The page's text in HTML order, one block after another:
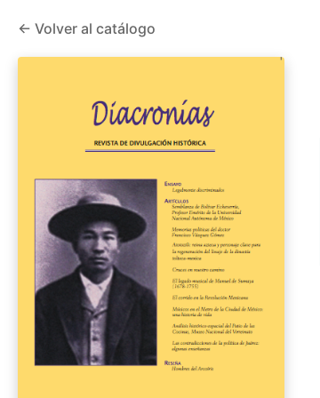
← Volver al catálogo